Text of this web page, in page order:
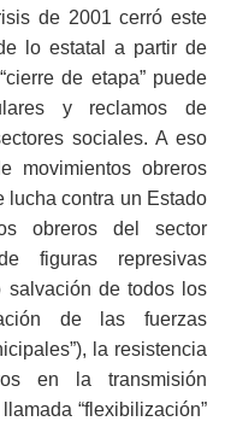
de 2001 cerró este
lo estatal a partir de
de etapa” puede
y reclamos de
sociales. A eso
movimientos obreros
lucha contra un Estado
obreros del sector
figuras represivas
salvación de todos los
de las fuerzas
la resistencia
en la transmisión
“flexibilización”